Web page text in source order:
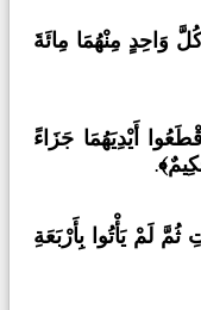
كُلَّ وَاحِدٍ مِنْهُمَا مِائَةَ
أَيْدِيَهُمَا جَزَاءً
.
لَمْ يَأْتُوا بِأَرْبَعَةِ